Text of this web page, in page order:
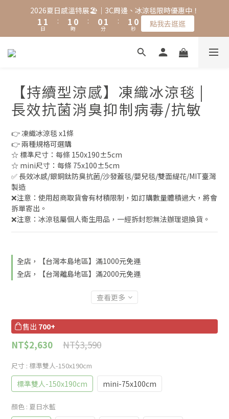
2026夏日感溫特展🏖️｜3C周邊、冰涼毯限時優惠中！
2
1
0
2
1
0
日
:
2
1
0
1
0
時
:
1
0
2
1
0
分
:
1
0
9
8
7
5
2
1
0
秒 點我去逛逛
【持續型涼感】凍織冰涼毯 |
長效抗菌消臭抑制病毒/抗敏
👉 凍織冰涼毯 x1條
👉 兩種規格可選購
☆ 標準尺寸：每條 150x190±5cm
☆ mini尺寸：每條 75x100±5cm
✅ 長效冰感/銀銅鈦防臭抗菌/沙發蓋毯/嬰兒毯/雙面緹花/MIT臺灣
製造
❌注意：使用超商取貨會有材積限制，如訂購數量體積過大，將會
拆單寄出。
❌注意：冰涼毯屬個人衛生用品，一經拆封恕無法辦理退換貨。
全店，【台灣本島地區】滿1000元免運
全店，【台灣離島地區】滿2000元免運
查看更多
售出 700+
NT$3,590
NT$2,630
尺寸 : 標準雙人-150x190cm
標準雙人-150x190cm mini-75x100cm
顏色 : 夏日水藍